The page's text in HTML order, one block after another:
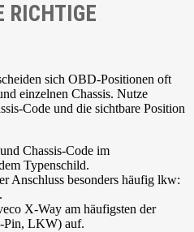
RICHTIGE
sich OBD-Positionen oft
einzelnen Chassis. Nutze
Code und die sichtbare Position
Chassis-Code im
Typenschild.
Anschluss besonders häufig lkw:
X-Way am häufigsten der
Pin, LKW) auf.